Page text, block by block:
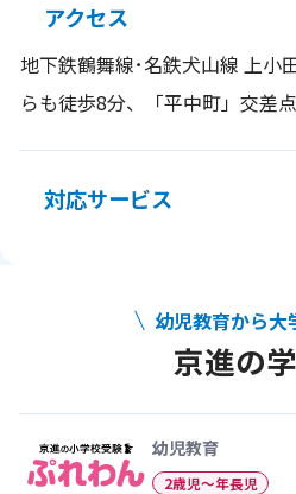
アクセス
地下鉄鶴舞線･名鉄犬山線 上小
らも徒歩8分、「平中町」交差
対応サービス
幼児教育から大
京進の
幼児教育
2歳児〜年長児